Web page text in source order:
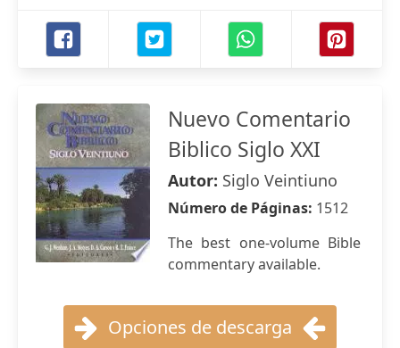
Nuevo Comentario
Biblico Siglo XXI
Autor: Siglo Veintiuno
Número de Páginas: 1512
The best one-volume Bible
commentary available.
Opciones de descarga